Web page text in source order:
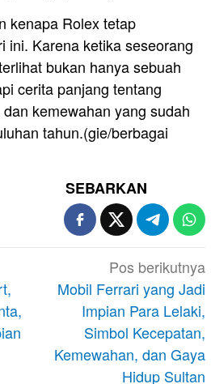
kenapa Rolex tetap
ini. Karena ketika seseorang
bukan hanya sebuah
cerita panjang tentang
kemewahan yang sudah
tahun.(gie/berbagai
SEBARKAN
Pos berikutnya
Mobil Ferrari yang Jadi
Impian Para Lelaki,
Simbol Kecepatan,
Kemewahan, dan Gaya
Hidup Sultan